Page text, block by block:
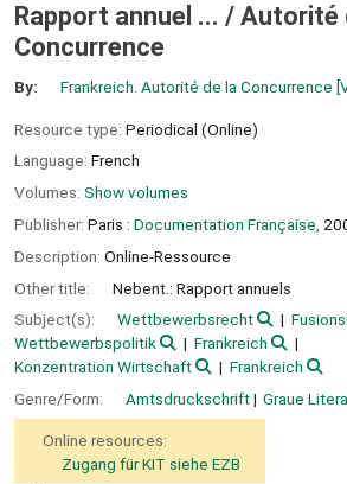
Rapport annuel ... / Autorité
Concurrence
By: Frankreich. Autorité de la Concurrence
Resource type: Periodical (Online)
Language: French
Volumes: Show volumes
Publisher: Paris : Documentation Française,
Description: Online-Ressource
Other title:
Nebent.: Rapport annuels
Subject(s):
Wettbewerbsrecht
Wettbewerbspolitik
Frankreich
Konzentration Wirtschaft
Frankreich
Genre/Form:
Amtsdruckschrift Graue
Online resources:
Zugang für KIT siehe EZB